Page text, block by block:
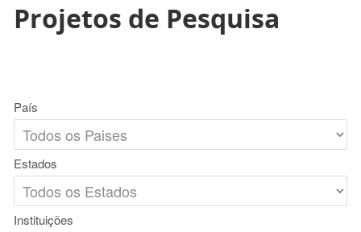
Projetos de Pesquisa
País
Estados
Instituições